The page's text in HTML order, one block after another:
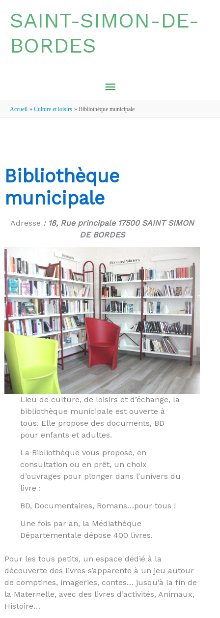
SAINT-SIMON-DE-
BORDES
MENU
PRINCIPAL
Accueil Culture et loisirs Bibliothèque municipale
Bibliothèque
municipale
Adresse : 18, Rue principale 17500 SAINT SIMON
DE BORDES
Lieu de culture, de loisirs et d’échange, la
bibliothèque municipale est ouverte à
tous. Elle propose des documents, BD
pour enfants et adultes.
La Bibliothèque vous propose, en
consultation ou en prêt, un choix
d’ouvrages pour plonger dans l’univers du
livre :
BD, Documentaires, Romans…pour tous !
Une fois par an, la Médiathèque
Départementale dépose 400 livres.
Pour les tous petits, un espace dédié à la
découverte des livres s’apparente à un jeu autour
de comptines, imageries, contes… jusqu’à la fin de
la Maternelle, avec des livres d’activités, Animaux,
Histoire…